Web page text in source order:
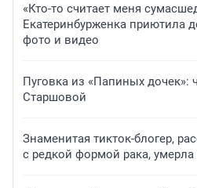
«Кто-то считает меня
Екатеринбурженка приютила
фото и видео
Пуговка из «Папиных дочек»:
Старшовой
Знаменитая тикток-блогер,
с редкой формой рака, умерла